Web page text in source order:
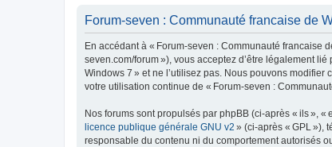
Forum-seven : Communauté francaise de
En accédant à « Forum-seven : Communauté francaise
seven.com/forum »), vous acceptez d’être légalement
Windows 7 » et ne l’utilisez pas. Nous pouvons
votre utilisation continue de « Forum-seven :
Nos forums sont propulsés par phpBB (ci-après « ils »,
licence publique générale GNU v2 » (ci-après « GPL »),
responsable du contenu ni du comportement autorisés